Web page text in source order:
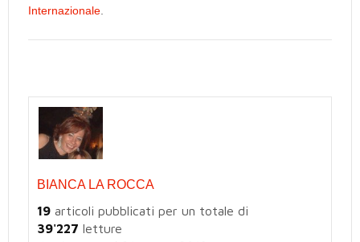
Internazionale
BIANCA LA ROCCA
19 articoli pubblicati per un totale di
39'227 letture